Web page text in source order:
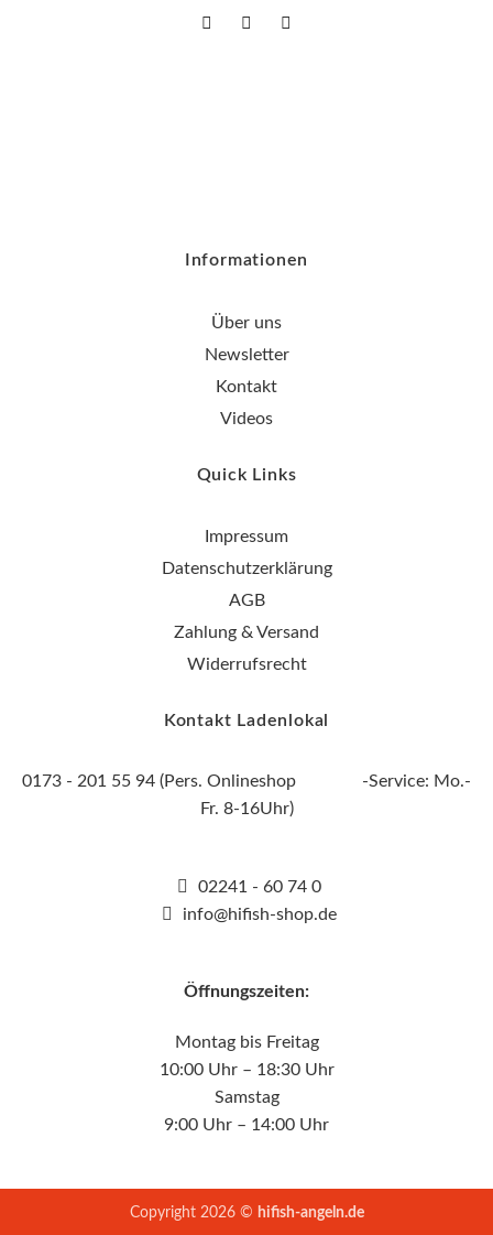
Informationen
Über uns
Newsletter
Kontakt
Videos
Quick Links
Impressum
Datenschutzerklärung
AGB
Zahlung & Versand
Widerrufsrecht
Kontakt Ladenlokal
0173 - 201 55 94 (Pers. Onlineshop -Service: Mo.-
Fr. 8-16Uhr)
02241 - 60 74 0
info@hifish-shop.de
Öffnungszeiten:
Montag bis Freitag
10:00 Uhr – 18:30 Uhr
Samstag
9:00 Uhr – 14:00 Uhr
Copyright 2026 © hifish-angeln.de